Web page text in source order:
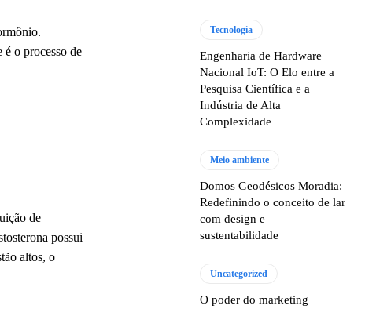
é o processo de
de
possui
altos, o
Tecnologia
Engenharia de Hardware
Nacional IoT: O Elo entre a
Pesquisa Científica e a
Indústria de Alta
Complexidade
Meio ambiente
Domos Geodésicos Moradia:
Redefinindo o conceito de lar
com design e
sustentabilidade
Uncategorized
O poder do marketing